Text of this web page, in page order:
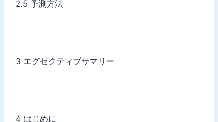
2.5 予測方法
3 エグゼクティブサマリー
4 はじめに